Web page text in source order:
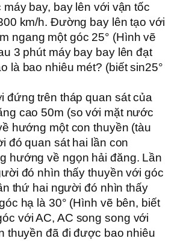
máy bay, bay lên với vận tốc
km/h. Đường bay lên tạo với
ngang một góc 25° (Hình vẽ
3 phút máy bay bay lên đạt
là bao nhiêu mét? (biết sin25°
đứng trên tháp quan sát của
cao 50m (so với mặt nước
hướng một con thuyền (tàu
đó quan sát hai lần con
hướng về ngọn hải đăng. Lần
đó nhìn thấy thuyền với góc
thứ hai người đó nhìn thấy
hạ là 30° (Hình vẽ bên, biết
với AC, AC song song với
thuyền đã đi được bao nhiêu